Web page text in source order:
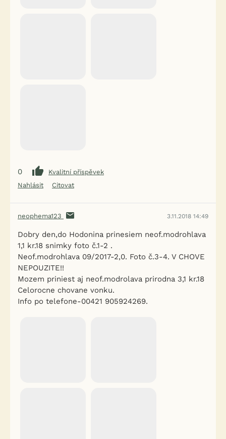
0
Kvalitní příspěvek
Nahlásit
Citovat
neophema123 3.11.2018 14:49
Dobry den,do Hodonina prinesiem neof.modrohlava
1,1 kr.18 snimky foto č.1-2 .
Neof.modrohlava 09/2017-2,0. Foto č.3-4. V CHOVE
NEPOUZITE!!
Mozem priniest aj neof.modrolava prirodna 3,1 kr.18
Celorocne chovane vonku.
Info po telefone-00421 905924269.